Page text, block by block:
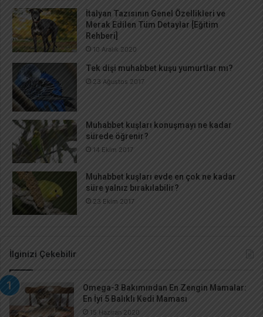
İtalyan Tazısının Genel Özellikleri ve
Merak Edilen Tüm Detaylar [Eğitim
Rehberi]
10 Aralık 2020
Tek dişi muhabbet kuşu yumurtlar mı?
23 Ağustos 2017
Muhabbet kuşları konuşmayı ne kadar
sürede öğrenir?
14 Ekim 2017
Muhabbet kuşları evde en çok ne kadar
süre yalnız bırakılabilir?
23 Ekim 2017
İlginizi Çekebilir
Omega-3 Bakımından En Zengin Mamalar:
En İyi 5 Balıklı Kedi Maması
15 Haziran 2020